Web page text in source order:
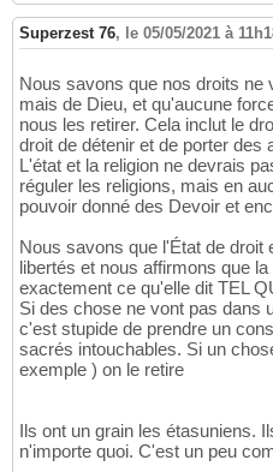
Superzest 76, le 05/05/2021 à
Nous savons que nos droits ne
mais de Dieu, et qu'aucune
nous les retirer. Cela inclut le
droit de détenir et de porter des
L'état et la religion ne devrais
réguler les religions, mais en
pouvoir donné des Devoir et
Nous savons que l'État de droit
libertés et nous affirmons que
exactement ce qu'elle dit TEL
Si des chose ne vont pas dans
c'est stupide de prendre un
sacrés intouchables. Si un
exemple ) on le retire
Ils ont un grain les étasuniens.
n'importe quoi. C'est un peu